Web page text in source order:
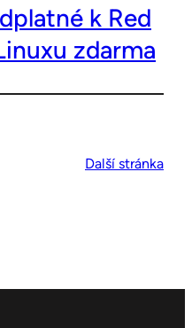
k Red
zdarma
Další stránka